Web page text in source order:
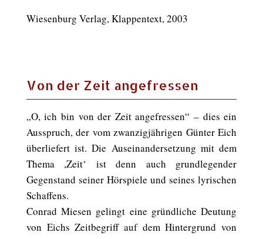
Wiesenburg Verlag, Klappentext, 2003
Von der Zeit angefressen
„O, ich bin von der Zeit angefressen“ – dies ein
Ausspruch, der vom zwanzigjährigen Günter Eich
überliefert ist. Die Auseinandersetzung mit dem
Thema ,Zeit‘ ist denn auch grundlegender
Gegenstand seiner Hörspiele und seines lyrischen
Schaffens.
Conrad Miesen gelingt eine gründliche Deutung
von Eichs Zeitbegriff auf dem Hintergrund von